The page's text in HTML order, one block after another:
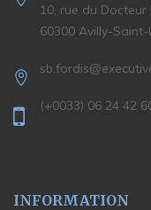
10, rue du
60300 Avilly-
(+0033) 06 24 42
INFORMATION